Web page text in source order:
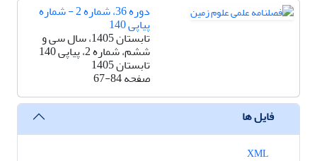
دوره 36، شماره 2 - شماره
پیاپی 140
تابستان 1405، سال سی‌ و
ششم، شماره 2، پیاپی 140
تابستان 1405
صفحه67-84
فایل ها